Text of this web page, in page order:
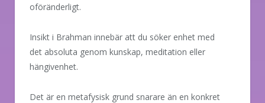
oföränderligt.
Insikt i Brahman innebär att du söker enhet med
det absoluta genom kunskap, meditation eller
hängivenhet.
Det är en metafysisk grund snarare än en konkret